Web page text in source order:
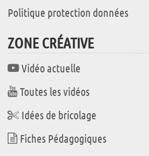
Politique protection données
ZONE CRÉATIVE
Vidéo actuelle
Toutes les vidéos
Idées de bricolage
Fiches Pédagogiques